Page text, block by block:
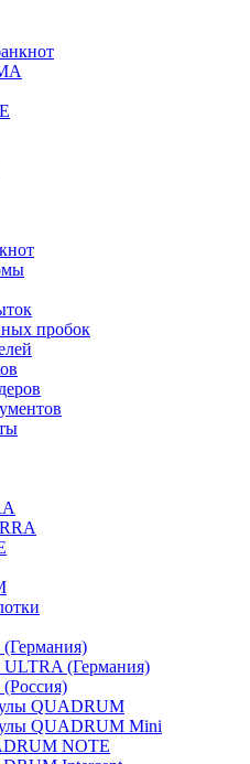
пробок
(Германия)
QUADRUM
QUADRUM Mini
NOTE